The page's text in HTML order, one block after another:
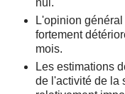
nul.
L'opinion
fortement
mois.
Les estimations
de l'activité de la